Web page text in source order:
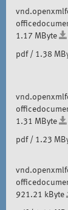
1.17 MByte
pdf / 1.38
1.31 MByte
pdf / 1.23
921.21 kByte